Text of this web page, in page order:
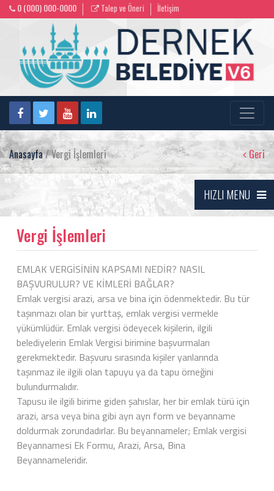
0 (000) 000-0000 Talep ve Öneri İletişim
Anasayfa/ Vergi İşlemleri Geri
HIZLI MENU
Vergi İşlemleri
EMLAK VERGİSİNİN KAPSAMI NEDİR? NASIL
BAŞVURULUR? VE KİMLERİ BAĞLAR?
Emlak vergisi arazi, arsa ve bina için ödenmektedir. Bu tür
taşınmazı olan bir yurttaş, emlak vergisi vermekle
yükümlüdür. Emlak vergisi ödeyecek kişilerin, ilgili
belediyelerin Emlak Vergisi birimine başvurmaları
gerekmektedir. Başvuru sırasında kişiler yanlarında
taşınmaz ile ilgili olan tapuyu ya da tapu örneğini
bulundurmalıdır.
Tapusu ile ilgili birime giden şahıslar, her bir emlak türü için
arazi, arsa veya bina gibi ayrı ayrı form ve beyanname
doldurmak zorundadırlar. Bu beyannameler; Emlak vergisi
Beyannamesi Ek Formu, Arazi, Arsa, Bina
Beyannameleridir.